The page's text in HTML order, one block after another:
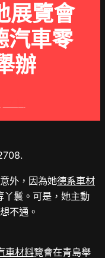
展覽會
汽車零
辦
外，因為她德系車材
丫鬟。可是，她主動
不通。
車材料覽會在青島舉